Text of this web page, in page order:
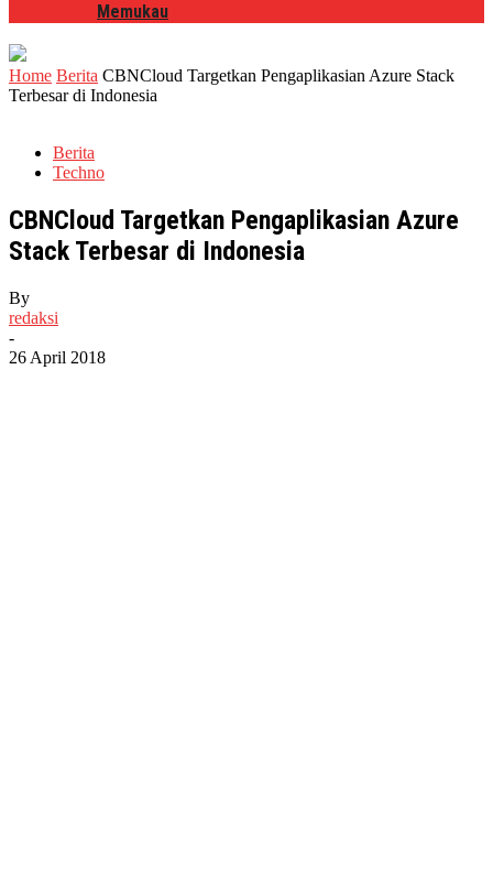
Memukau
Home Berita CBNCloud Targetkan Pengaplikasian Azure Stack
Terbesar di Indonesia
Berita
Techno
CBNCloud Targetkan Pengaplikasian Azure
Stack Terbesar di Indonesia
By
redaksi
-
26 April 2018